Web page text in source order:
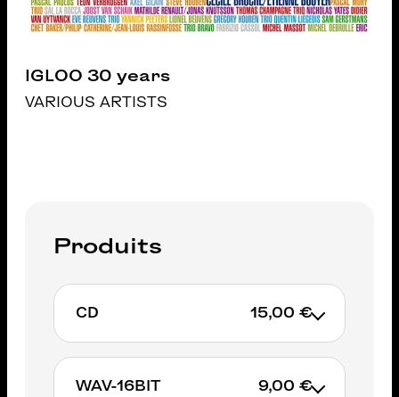
IGLOO 30 years
VARIOUS ARTISTS
Produits
CD 15,00 €
AJOUTER AU PANIER
WAV-16BIT 9,00 €